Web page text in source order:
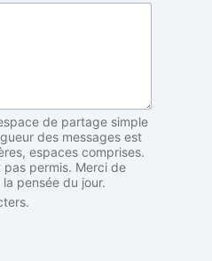
de partage simple
des messages est
espaces comprises.
pas permis. Merci de
pensée du jour.